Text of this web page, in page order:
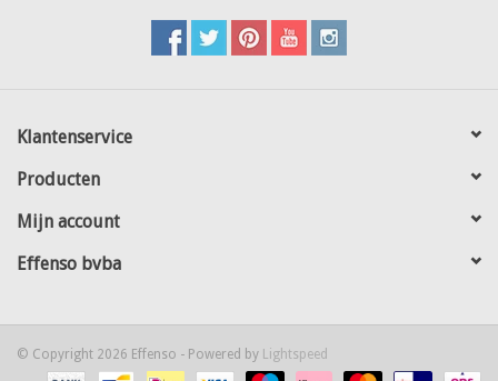
Klantenservice
Producten
Mijn account
Effenso bvba
© Copyright 2026 Effenso - Powered by Lightspeed